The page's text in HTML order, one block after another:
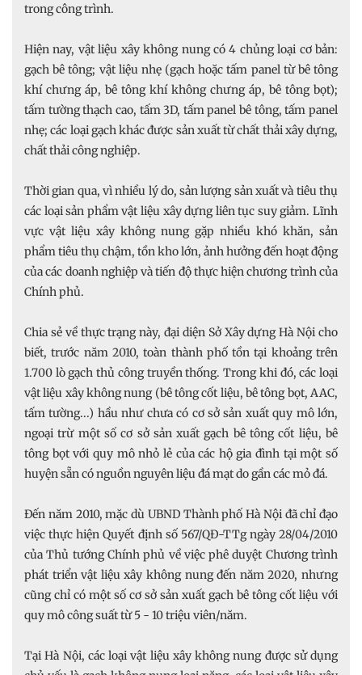
trong công trình.
Hiện nay, vật liệu xây không nung có 4 chủng loại cơ bản:
gạch bê tông; vật liệu nhẹ (gạch hoặc tấm panel từ bê tông
khí chưng áp, bê tông khí không chưng áp, bê tông bọt);
tấm tường thạch cao, tấm 3D, tấm panel bê tông, tấm panel
nhẹ; các loại gạch khác được sản xuất từ chất thải xây dựng,
chất thải công nghiệp.
Thời gian qua, vì nhiều lý do, sản lượng sản xuất và tiêu thụ
các loại sản phẩm vật liệu xây dựng liên tục suy giảm. Lĩnh
vực vật liệu xây không nung gặp nhiều khó khăn, sản
phẩm tiêu thụ chậm, tồn kho lớn, ảnh hưởng đến hoạt động
của các doanh nghiệp và tiến độ thực hiện chương trình của
Chính phủ.
Chia sẻ về thực trạng này, đại diện Sở Xây dựng Hà Nội cho
biết, trước năm 2010, toàn thành phố tồn tại khoảng trên
1.700 lò gạch thủ công truyền thống. Trong khi đó, các loại
vật liệu xây không nung (bê tông cốt liệu, bê tông bọt, AAC,
tấm tường...) hầu như chưa có cơ sở sản xuất quy mô lớn,
ngoại trừ một số cơ sở sản xuất gạch bê tông cốt liệu, bê
tông bọt với quy mô nhỏ lẻ của các hộ gia đình tại một số
huyện sẵn có nguồn nguyên liệu đá mạt do gần các mỏ đá.
Đến năm 2010, mặc dù UBND Thành phố Hà Nội đã chỉ đạo
việc thực hiện Quyết định số 567/QĐ-TTg ngày 28/04/2010
của Thủ tướng Chính phủ về việc phê duyệt Chương trình
phát triển vật liệu xây không nung đến năm 2020, nhưng
cũng chỉ có một số cơ sở sản xuất gạch bê tông cốt liệu với
quy mô công suất từ 5 - 10 triệu viên/năm.
Tại Hà Nội, các loại vật liệu xây không nung được sử dụng